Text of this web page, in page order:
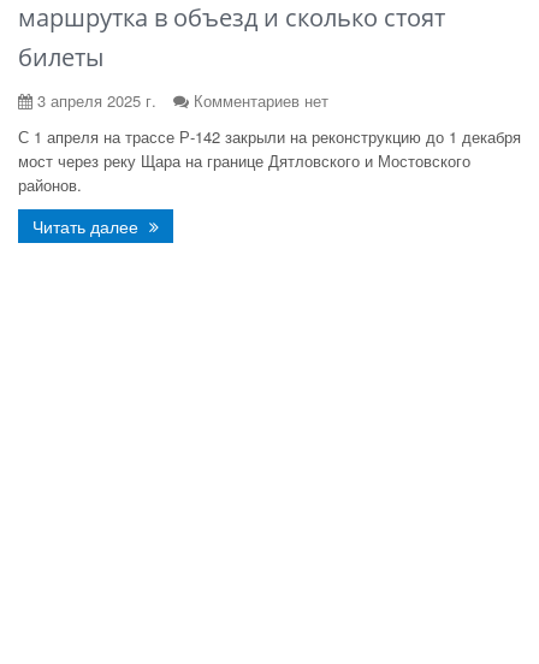
маршрутка в объезд и сколько стоят
билеты
3 апреля 2025 г.
Комментариев нет
С 1 апреля на трассе Р-142 закрыли на реконструкцию до 1 декабря
мост через реку Щара на границе Дятловского и Мостовского
районов.
Читать далее